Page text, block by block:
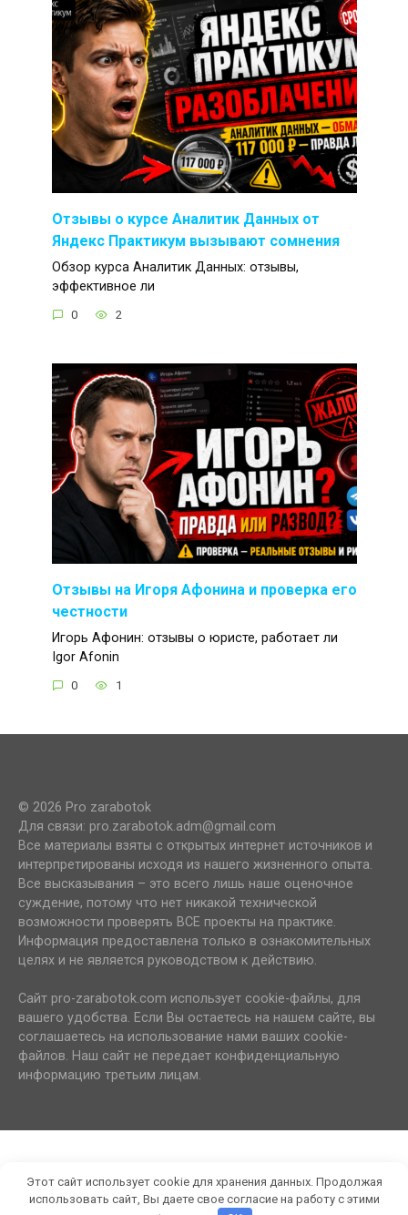
Отзывы о курсе Аналитик Данных от
Яндекс Практикум вызывают сомнения
Обзор курса Аналитик Данных: отзывы,
эффективное ли
0 2
Отзывы на Игоря Афонина и проверка его
честности
Игорь Афонин: отзывы о юристе, работает ли
Igor Afonin
0 1
© 2026 Pro zarabotok
Для связи: pro.zarabotok.adm@gmail.com
Все материалы взяты с открытых интернет источников и
интерпретированы исходя из нашего жизненного опыта.
Все высказывания – это всего лишь наше оценочное
суждение, потому что нет никакой технической
возможности проверять ВСЕ проекты на практике.
Информация предоставлена только в ознакомительных
целях и не является руководством к действию.
Сайт pro-zarabotok.com использует cookie-файлы, для
вашего удобства. Если Вы остаетесь на нашем сайте, вы
соглашаетесь на использование нами ваших cookie-
файлов. Наш сайт не передает конфиденциальную
информацию третьим лицам.
Этот сайт использует cookie для хранения данных. Продолжая
использовать сайт, Вы даете свое согласие на работу с этими